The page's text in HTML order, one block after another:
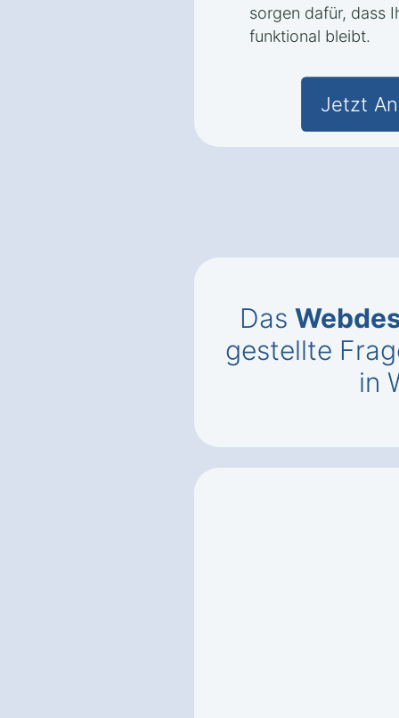
sorgen dafür, dass
funktional bleibt.
Jetzt
Das
gestellte
in